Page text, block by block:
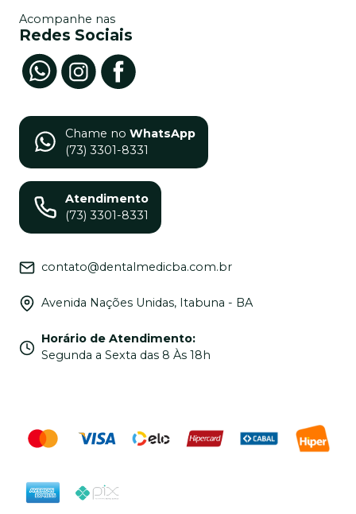
Acompanhe nas
Redes Sociais
Chame no WhatsApp
(73) 3301-8331
Atendimento
(73) 3301-8331
contato@dentalmedicba.com.br
Avenida Nações Unidas, Itabuna - BA
Horário de Atendimento:
Segunda a Sexta das 8 Às 18h